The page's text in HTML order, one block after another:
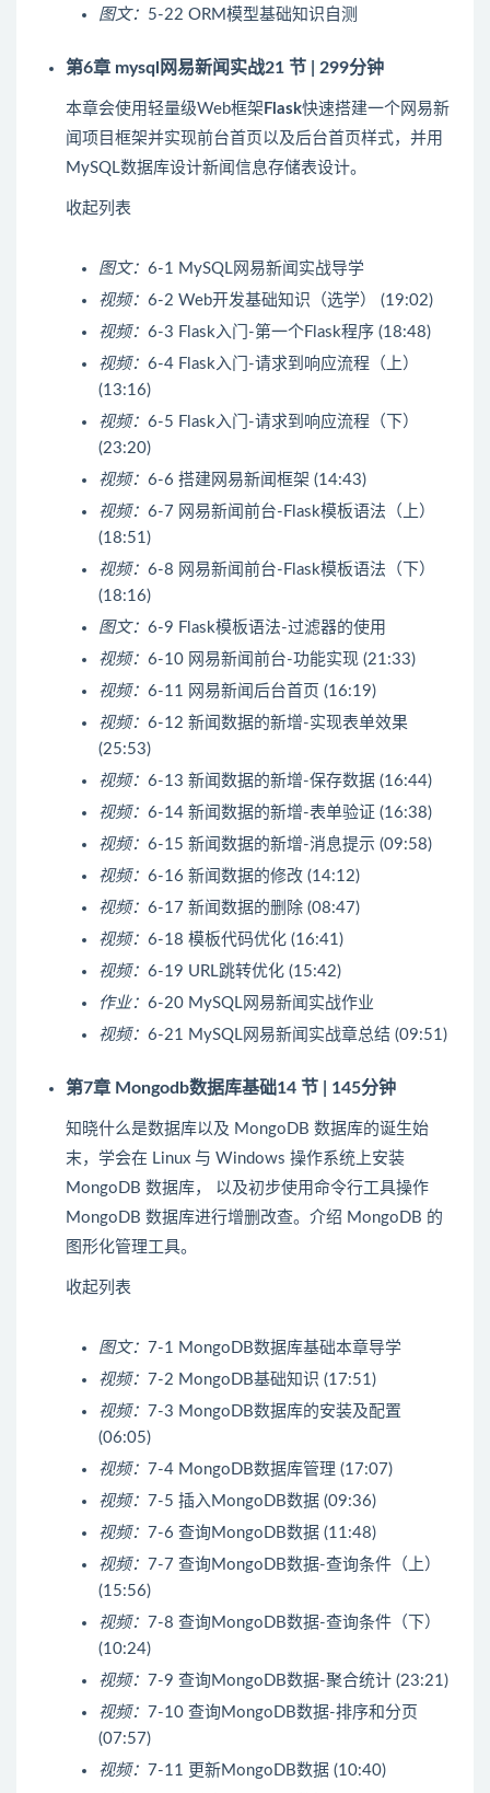
图文： 5-22 ORM模型基础知识自测
第6章 mysql网易新闻实战21 节 | 299分钟
本章会使用轻量级Web框架 Flask快速搭建一个网易新
闻项目框架并实现前台首页以及后台首页样式，并用
MySQL数据库设计新闻信息存储表设计。
收起列表
图文： 6-1 MySQL网易新闻实战导学
视频： 6-2 Web开发基础知识（选学） (19:02)
视频： 6-3 Flask入门-第一个Flask程序 (18:48)
视频： 6-4 Flask入门-请求到响应流程（上）
(13:16)
视频： 6-5 Flask入门-请求到响应流程（下）
(23:20)
视频： 6-6 搭建网易新闻框架 (14:43)
视频： 6-7 网易新闻前台-Flask模板语法（上）
(18:51)
视频： 6-8 网易新闻前台-Flask模板语法（下）
(18:16)
图文： 6-9 Flask模板语法-过滤器的使用
视频： 6-10 网易新闻前台-功能实现 (21:33)
视频： 6-11 网易新闻后台首页 (16:19)
视频： 6-12 新闻数据的新增-实现表单效果
(25:53)
视频： 6-13 新闻数据的新增-保存数据 (16:44)
视频： 6-14 新闻数据的新增-表单验证 (16:38)
视频： 6-15 新闻数据的新增-消息提示 (09:58)
视频： 6-16 新闻数据的修改 (14:12)
视频： 6-17 新闻数据的删除 (08:47)
视频： 6-18 模板代码优化 (16:41)
视频： 6-19 URL跳转优化 (15:42)
作业： 6-20 MySQL网易新闻实战作业
视频： 6-21 MySQL网易新闻实战章总结 (09:51)
第7章 Mongodb数据库基础14 节 | 145分钟
知晓什么是数据库以及 MongoDB 数据库的诞生始
末，学会在 Linux 与 Windows 操作系统上安装
MongoDB 数据库， 以及初步使用命令行工具操作
MongoDB 数据库进行增删改查。介绍 MongoDB 的
图形化管理工具。
收起列表
图文：
7-1 MongoDB数据库基础本章导学
视频：
7-2 MongoDB基础知识 (17:51)
视频：
7-3 MongoDB数据库的安装及配置
(06:05)
视频：
7-4 MongoDB数据库管理 (17:07)
视频：
7-5 插入MongoDB数据 (09:36)
视频：
7-6 查询MongoDB数据 (11:48)
视频：
7-7 查询MongoDB数据-查询条件（上）
(15:56)
视频：
7-8 查询MongoDB数据-查询条件（下）
(10:24)
视频：
7-9 查询MongoDB数据-聚合统计 (23:21)
视频：
7-10 查询MongoDB数据-排序和分页
(07:57)
视频：
7-11 更新MongoDB数据 (10:40)